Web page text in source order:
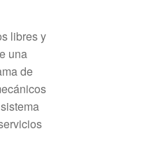
libres y
una
de